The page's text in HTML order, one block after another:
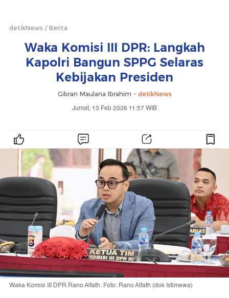
detikNews Berita
Waka Komisi III DPR: Langkah
Kapolri Bangun SPPG Selaras
Kebijakan Presiden
Gibran Maulana Ibrahim - detikNews
Jumat, 13 Feb 2026 11:57 WIB
Waka Komisi III DPR Rano Alfath. Foto: Rano Alfath (dok Istimewa)